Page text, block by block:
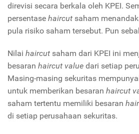
direvisi secara berkala oleh KPEI.
persentase haircut saham
pula risiko saham tersebut. Pun
Nilai haircut saham dari KPEI ini
besaran haircut value dari setiap
Masing-masing sekuritas
untuk memberikan besaran haircut
saham tertentu memiliki besaran
di setiap perusahaan sekuritas.